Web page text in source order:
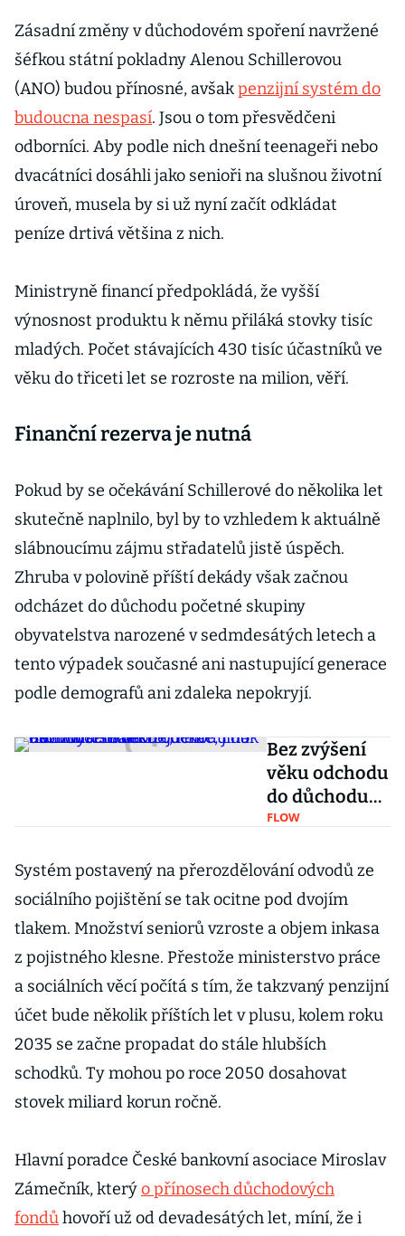
Zásadní změny v důchodovém spoření navržené
šéfkou státní pokladny Alenou Schillerovou
(ANO) budou přínosné, avšakpenzijní systém do
budoucna nespasí. Jsou o tom přesvědčeni
odborníci. Aby podle nich dnešní teenageři nebo
dvacátníci dosáhli jako senioři na slušnou životní
úroveň, musela by si už nyní začít odkládat
peníze drtivá většina z nich.
Ministryně financí předpokládá, že vyšší
výnosnost produktu k němu přiláká stovky tisíc
mladých. Počet stávajících 430 tisíc účastníků ve
věku do třiceti let se rozroste na milion, věří.
Finanční rezerva je nutná
Pokud by se očekávání Schillerové do několika let
skutečně naplnilo, byl by to vzhledem k aktuálně
slábnoucímu zájmu střadatelů jistě úspěch.
Zhruba v polovině příští dekády však začnou
odcházet do důchodu početné skupiny
obyvatelstva narozené v sedmdesátých letech a
tento výpadek současné ani nastupující generace
podle demografů ani zdaleka nepokryjí.
Bez zvýšení
věku odchodu
do důchodu
se
jinak nám
hrozí bankrot,
říká ekonom
Hradil
FLOW
Systém postavený na přerozdělování odvodů ze
sociálního pojištění se tak ocitne pod dvojím
tlakem. Množství seniorů vzroste a objem inkasa
z pojistného klesne. Přestože ministerstvo práce
a sociálních věcí počítá s tím, že takzvaný penzijní
účet bude několik příštích let v plusu, kolem roku
2035 se začne propadat do stále hlubších
schodků. Ty mohou po roce 2050 dosahovat
stovek miliard korun ročně.
Hlavní poradce České bankovní asociace Miroslav
Zámečník, kterýo přínosech důchodových
fondůhovoří už od devadesátých let, míní, že i